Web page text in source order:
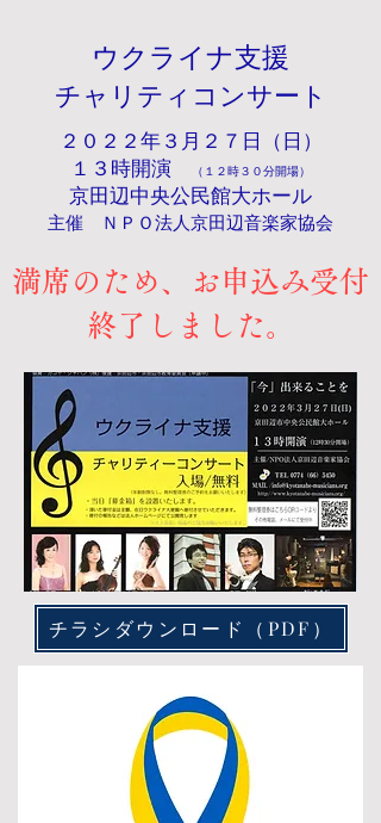
ウクライナ支援
チャリティコンサート
２０２２年３月２７日（日）
１３時開演
（１２時３０分開場）
京田辺中央公民館大ホール
主催 ＮＰＯ法人京田辺音楽家協会
満席のため、お申込み受付
終了しました。
チラシダウンロード（PDF）